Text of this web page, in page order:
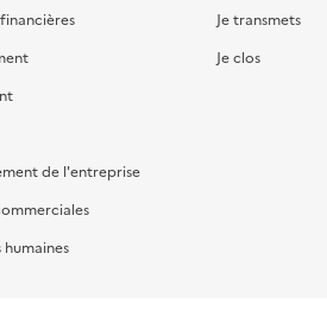
de l'entreprise
humaines
Je transmets
Je clos